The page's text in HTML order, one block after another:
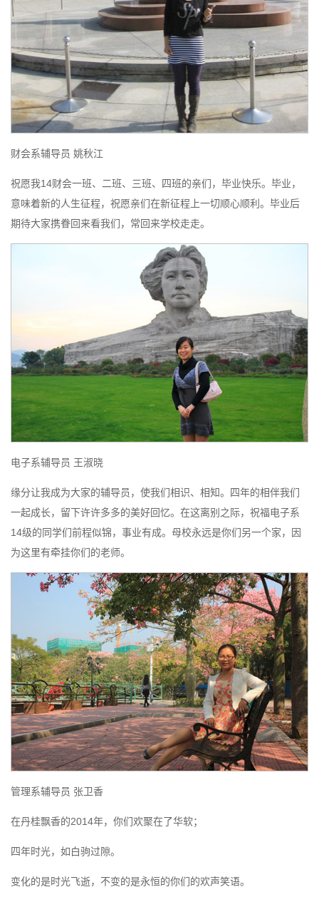
财会系辅导员 姚秋江
祝愿我14财会一班、二班、三班、四班的亲们，毕业快乐。毕业，
意味着新的人生征程，祝愿亲们在新征程上一切顺心顺利。毕业后
期待大家携眷回来看我们，常回来学校走走。
电子系辅导员 王淑晓
缘分让我成为大家的辅导员，使我们相识、相知。四年的相伴我们
一起成长，留下许许多多的美好回忆。在这离别之际，祝福电子系
14级的同学们前程似锦，事业有成。母校永远是你们另一个家，因
为这里有牵挂你们的老师。
管理系辅导员 张卫香
在丹桂飘香的2014年，你们欢聚在了华软；
四年时光，如白驹过隙。
变化的是时光飞逝，不变的是永恒的你们的欢声笑语。